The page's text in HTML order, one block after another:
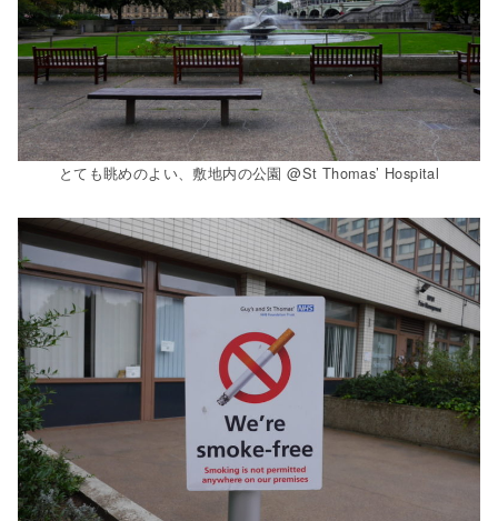
とても眺めのよい、敷地内の公園 @St Thomas’ Hospital